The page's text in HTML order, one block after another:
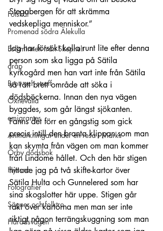
Fotskäl
Promenad södra Älekulla
Folkminnen från Skephult
dråp
Brott och straff
Öxnevalla
emigranter
Anmärkningar under en resa i Marks
Örby dödsbok
Hyssna
Fotografier
Sägner och folktro
Häradsvägen
Stegabergen för att skrämma
vedskepliga menniskor.”
Jag har försökt kolla runt lite efter denna
person som ska ligga på Sätila
kyrkogård men han vart inte från Sätila
så rätt brett område att söka i
dödsböckerna. Innan den nya vägen
byggdes, som går längst sjökanten.
Fanns det förr en gångstig som gick
precis intill den branta klippan som man
kan skymta från vägen om man kommer
från Lindome hållet. Och den här stigen
hittade jag på två skifte-kartor över
Sätila Hulta och Gunnelered som har
sina skogslotter här uppe. Stigen går
rakt över kartorna men man ser inte
riktigt någon terrängskuggning som man